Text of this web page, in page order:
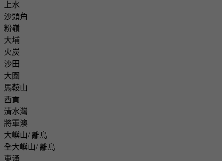
上水
沙頭角
粉嶺
大埔
火炭
沙田
大圍
馬鞍山
西貢
清水灣
將軍澳
大嶼山/ 離島
全大嶼山/ 離島
東涌